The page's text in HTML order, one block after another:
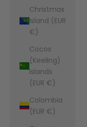
Christmas
Island (EUR
€)
Cocos
(Keeling)
Islands
(EUR €)
Colombia
(EUR €)